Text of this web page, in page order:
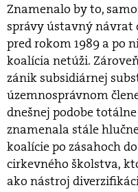
Znamenalo by to,
správy ústavný návrat
pred rokom 1989 a po
koalícia netúži.
zánik subsidiárnej
územnosprávnom
dnešnej podobe
znamenala stále
koalície po zásahoch
cirkevného školstva,
ako nástroj